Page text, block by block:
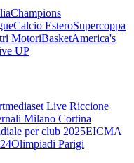
Champions
Calcio EsteroSupercoppa
MotoriBasketAmerica's
UP
Live Riccione
Milano Cortina
per club 2025EICMA
Olimpiadi Parigi